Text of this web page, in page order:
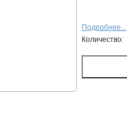
Подробнее...
Количество: